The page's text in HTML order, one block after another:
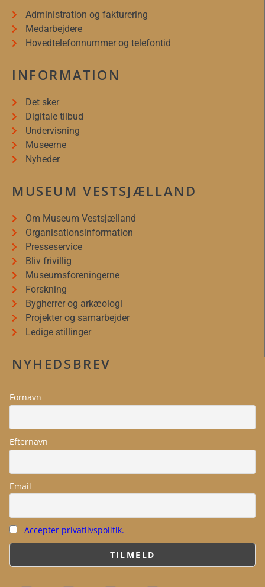
Administration og fakturering
Medarbejdere
Hovedtelefonnummer og telefontid
INFORMATION
Det sker
Digitale tilbud
Undervisning
Museerne
Nyheder
MUSEUM VESTSJÆLLAND
Om Museum Vestsjælland
Organisationsinformation
Presseservice
Bliv frivillig
Museumsforeningerne
Forskning
Bygherrer og arkæologi
Projekter og samarbejder
Ledige stillinger
NYHEDSBREV
Fornavn
Efternavn
Email
Accepter privatlivspolitik.